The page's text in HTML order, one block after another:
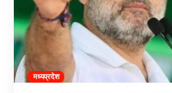
मध्यप्रदेश